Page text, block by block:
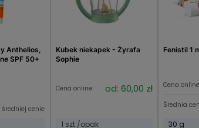
Anthelios,
SPF 50+
cenie
Kubek niekapek - Żyrafa
Sophie
Cena online: od: 60,00 zł
1 szt./opak
Fenistil 1
Cena
Średnia
30 g